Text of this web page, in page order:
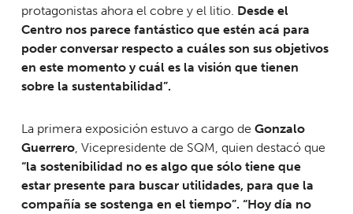
protagonistas ahora el cobre y el litio. Desde el
Centro nos parece fantástico que estén acá para
poder conversar respecto a cuáles son sus objetivos
en este momento y cuál es la visión que tienen
sobre la sustentabilidad”.
La primera exposición estuvo a cargo de Gonzalo
Guerrero, Vicepresidente de SQM, quien destacó que
“la sostenibilidad no es algo que sólo tiene que
estar presente para buscar utilidades, para que la
compañía se sostenga en el tiempo”. “Hoy día no